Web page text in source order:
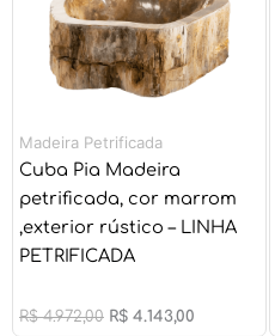
Madeira Petrificada
Cuba Pia Madeira
petrificada, cor marrom
,exterior rústico – LINHA
PETRIFICADA
R$4.972,00 R$ 4.143,00